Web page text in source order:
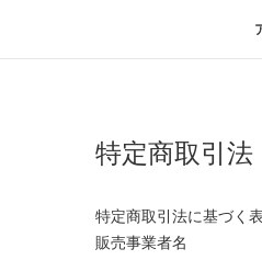
特定商取引法
特定商取引法に基づく
販売事業者名